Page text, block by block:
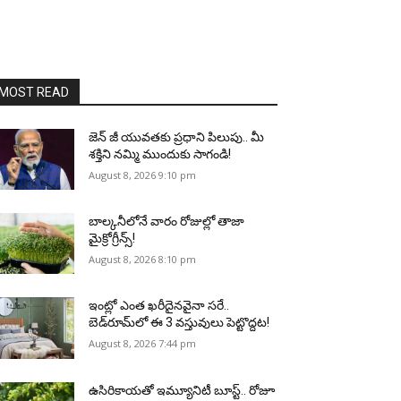
READ
జెన్‌ జీ యువతకు ప్రధాని పిలుపు.. మీ
శక్తిని నమ్మి ముందుకు సాగండి!
August 8, 2026 9:10 pm
బాల్కనీలోనే వారం రోజుల్లో తాజా
మైక్రోగ్రీన్స్‌!
August 8, 2026 8:10 pm
ఇంట్లో ఎంత ఖరీదైనవైనా సరే..
బెడ్‌రూమ్‌లో ఈ 3 వస్తువులు పెట్టొద్దట!
August 8, 2026 7:44 pm
ఉసిరికాయతో ఇమ్యూనిటీ బూస్ట్‌.. రోజూ